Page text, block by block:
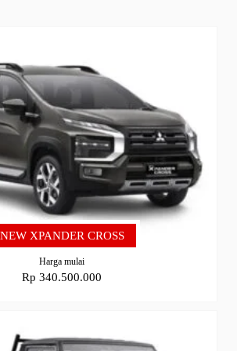
NEW XPANDER CROSS
Harga mulai
Rp 340.500.000